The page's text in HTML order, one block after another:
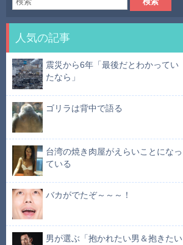
人気の記事
震災から6年「最後だとわかってい
たなら」
ゴリラは背中で語る
台湾の焼き肉屋がえらいことになっ
ている
バカがでたぞ～～～！
男が選ぶ「抱かれたい男＆抱きたい